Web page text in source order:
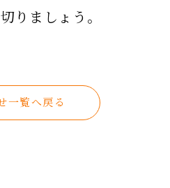
りましょう。
一覧へ戻る